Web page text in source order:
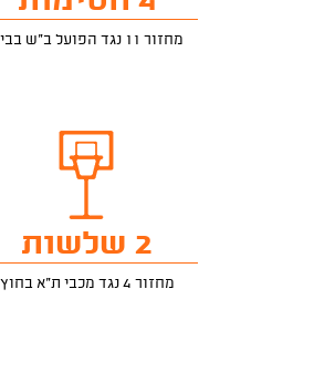
מחזור 11 נגד הפועל ב"ש בבית
2 שלשות
מחזור 4 נגד מכבי ת"א בחוץ